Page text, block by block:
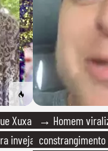
Xuxa
inveja
→ Homem